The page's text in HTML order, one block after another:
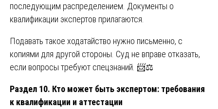
последующим распределением. Документы о
квалификации экспертов прилагаются.
Подавать такое ходатайство нужно письменно, с
копиями для другой стороны. Суд не вправе отказать,
если вопросы требуют спецзнаний. 📨⚖️
Раздел 10. Кто может быть экспертом: требования
к квалификации и аттестации